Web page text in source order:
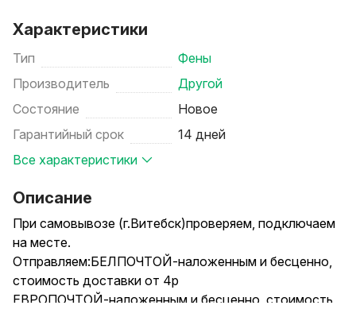
Характеристики
Тип
Фены
Производитель
Другой
Состояние
Новое
Гарантийный срок
14 дней
Все характеристики
Описание
При самовывозе (г.Витебск)проверяем, подключаем
на месте.
Отправляем:БЕЛПОЧТОЙ-наложенным и бесценно,
стоимость доставки от 4р
ЕВРОПОЧТОЙ-наложенным и бесценно, стоимость